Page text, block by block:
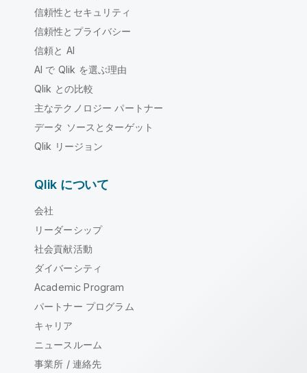
信頼性とセキュリティ
信頼性とプライバシー
信頼と AI
AI で Qlik を選ぶ理由
Qlik との比較
主なテクノロジー パートナー
データ ソースとターゲット
Qlik リージョン
Qlik について
会社
リーダーシップ
社会貢献活動
ダイバーシティ
Academic Program
パートナー プログラム
キャリア
ニュースルーム
事業所 / 連絡先